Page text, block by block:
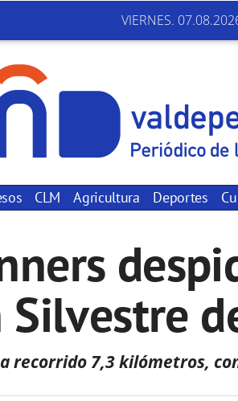
VIERNES.
CLM Agricultura Deportes
Silvestre
recorrido 7,3 kilómetros,